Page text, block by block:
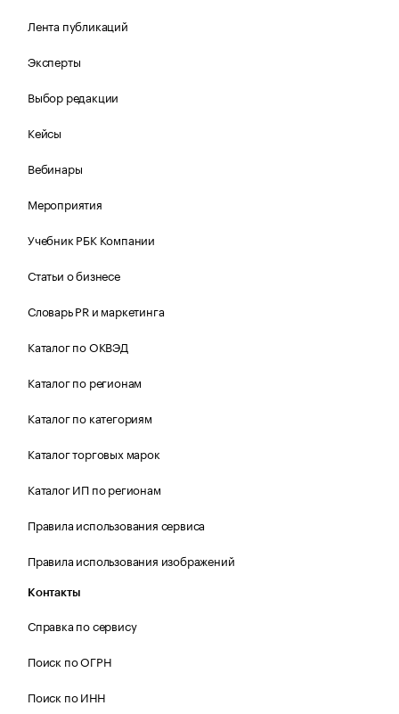
Лента публикаций
Эксперты
Выбор редакции
Кейсы
Вебинары
Мероприятия
Учебник РБК Компании
Статьи о бизнесе
Словарь PR и маркетинга
Каталог по ОКВЭД
Каталог по регионам
Каталог по категориям
Каталог торговых марок
Каталог ИП по регионам
Правила использования сервиса
Правила использования изображений
Контакты
Справка по сервису
Поиск по ОГРН
Поиск по ИНН